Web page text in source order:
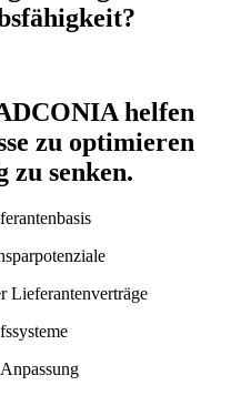
helfen
zu optimieren
zu senken.
Lieferantenverträge